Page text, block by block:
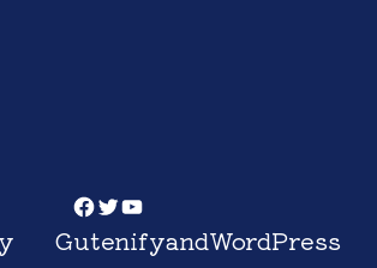
Facebook
Twitter
YouTube
GutenifyandWordPress